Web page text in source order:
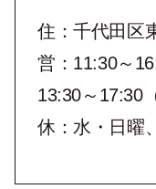
住：千代田区
営：11:30～
13:30～17:30
休：水・日曜